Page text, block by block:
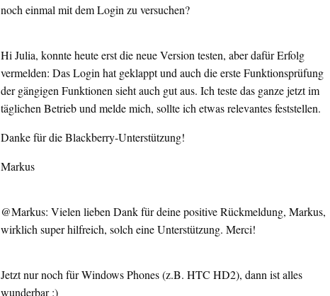
noch einmal mit dem Login zu versuchen?
Hi Julia, konnte heute erst die neue Version testen, aber dafür Erfolg
vermelden: Das Login hat geklappt und auch die erste Funktionsprüfung
der gängigen Funktionen sieht auch gut aus. Ich teste das ganze jetzt im
täglichen Betrieb und melde mich, sollte ich etwas relevantes feststellen.
Danke für die Blackberry-Unterstützung!
Markus
@Markus: Vielen lieben Dank für deine positive Rückmeldung, Markus,
wirklich super hilfreich, solch eine Unterstützung. Merci!
Jetzt nur noch für Windows Phones (z.B. HTC HD2), dann ist alles
wunderbar :)